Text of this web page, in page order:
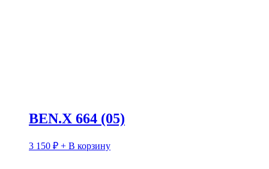
BEN.X 664 (05)
3 150 ₽ + В корзину